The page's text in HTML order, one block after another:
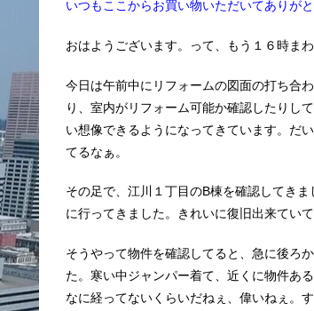
いつもここからお買い物いただいてありが
おはようございます。って、もう１６時ま
今日は午前中にリフォームの図面の打ち合
り、室内がリフォーム可能か確認したりし
い想像できるようになってきています。だ
てるなぁ。
その足で、江川１丁目のB棟を確認してき
に行ってきました。きれいに復旧出来ていて
そうやって物件を確認してると、急に後ろ
た。寒い中ジャンパー着て、近くに物件あ
なに経ってないくらいだねぇ、偉いねぇ。